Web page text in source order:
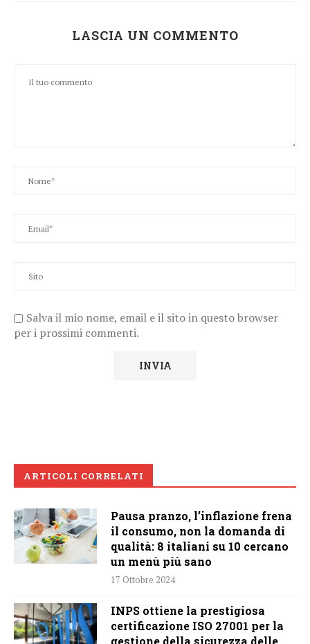
LASCIA UN COMMENTO
Salva il mio nome, email e il sito in questo browser
per i prossimi commenti.
ARTICOLI CORRELATI
Pausa pranzo, l’inflazione frena
il consumo, non la domanda di
qualità: 8 italiani su 10 cercano
un menù più sano
17 Ottobre 2024
INPS ottiene la prestigiosa
certificazione ISO 27001 per la
gestione della sicurezza delle